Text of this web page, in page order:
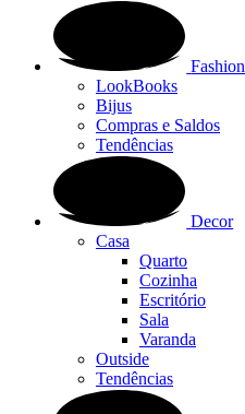
Fashion
LookBooks
Bijus
Compras e Saldos
Tendências
Decor
Casa
Quarto
Cozinha
Escritório
Sala
Varanda
Outside
Tendências